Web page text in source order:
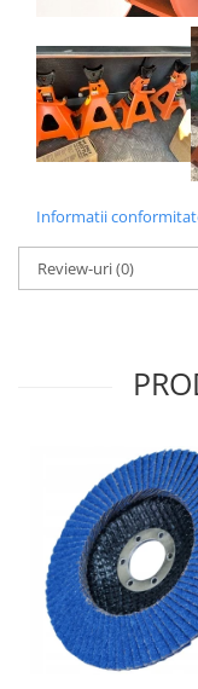
Informatii
Review-uri(0)